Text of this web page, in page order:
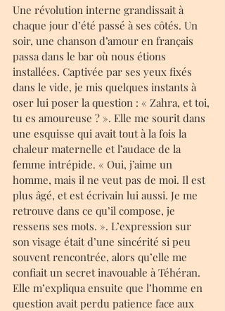
Une révolution interne grandissait à
chaque jour d’été passé à ses côtés. Un
soir, une chanson d’amour en français
passa dans le bar où nous étions
installées. Captivée par ses yeux fixés
dans le vide, je mis quelques instants à
oser lui poser la question : « Zahra, et toi,
tu es amoureuse ? ». Elle me sourit dans
une esquisse qui avait tout à la fois la
chaleur maternelle et l’audace de la
femme intrépide. « Oui, j’aime un
homme, mais il ne veut pas de moi. Il est
plus âgé, et est écrivain lui aussi. Je me
retrouve dans ce qu’il compose, je
ressens ses mots. ». L’expression sur
son visage était d’une sincérité si peu
souvent rencontrée, alors qu’elle me
confiait un secret inavouable à Téhéran.
Elle m’expliqua ensuite que l’homme en
question avait perdu patience face aux